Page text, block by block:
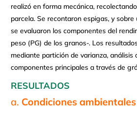
realizó en forma mecánica,
parcela. Se recontaron espigas, y
se evaluaron los componentes del
peso (PG) de los granos-. Los
mediante partición de varianza, análisis
componentes principales a través de
RESULTADOS
Condiciones